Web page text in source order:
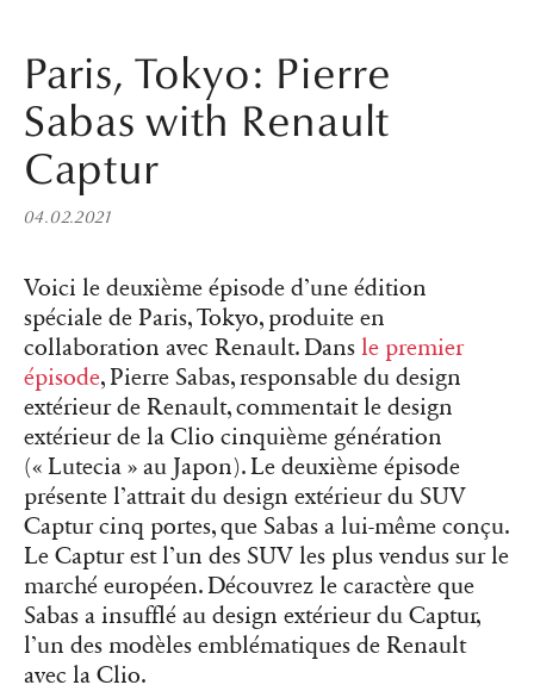
Paris, Tokyo: Pierre
Sabas with Renault
Captur
04.02.2021
Voici le deuxième épisode d’une édition
spéciale de Paris, Tokyo, produite en
collaboration avec Renault. Dans le premier
épisode, Pierre Sabas, responsable du design
extérieur de Renault, commentait le design
extérieur de la Clio cinquième génération
(« Lutecia » au Japon). Le deuxième épisode
présente l’attrait du design extérieur du SUV
Captur cinq portes, que Sabas a lui-même conçu.
Le Captur est l’un des SUV les plus vendus sur le
marché européen. Découvrez le caractère que
Sabas a insufflé au design extérieur du Captur,
l’un des modèles emblématiques de Renault
avec la Clio.